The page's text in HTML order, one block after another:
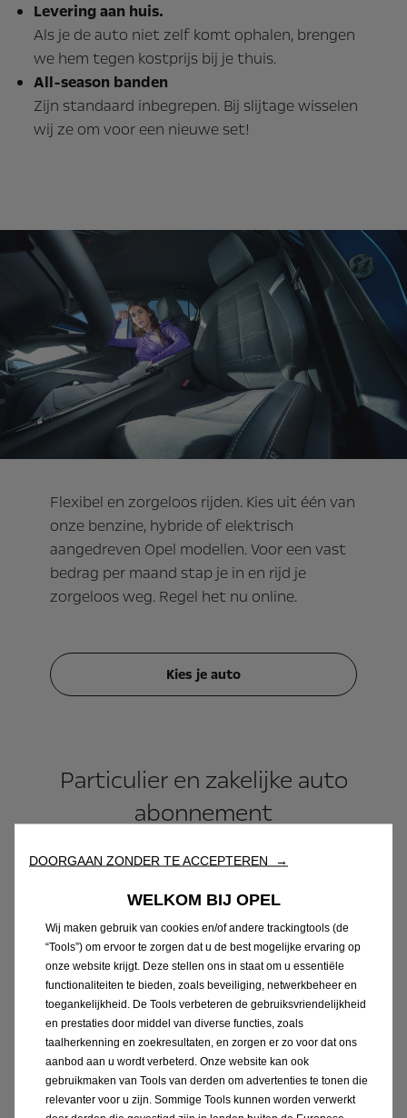
Levering aan huis.
Als je de auto niet zelf komt ophalen, brengen
we hem tegen kostprijs bij je thuis.
All-season banden
Zijn standaard inbegrepen. Bij slijtage wisselen
wij ze om voor een nieuwe set!
Flexibel en zorgeloos rijden. Kies uit één van
onze benzine, hybride of elektrisch
aangedreven Opel modellen. Voor een vast
bedrag per maand stap je in en rijd je
zorgeloos weg. Regel het nu online.
Kies je auto
Particulier en zakelijke auto
abonnement
Opel auto abonnementen zijn beschikbaar voor zowel
Of je nu flexibel vervoer nodig hebt voor jezelf of
voor je medewerkers, het abonnement past zich
moeiteloos aan jouw situatie aan. Je kunt rekenen op
een vast maandbedrag, duidelijke voorwaarden en de
zekerheid van een goed onderhouden auto. Hiermee
houd je de focus op wat echt belangrijk is, terwijl wij
zorgen voor al het andere.
DOORGAAN ZONDER TE ACCEPTEREN →
WELKOM BIJ OPEL
Wij maken gebruik van cookies en/of andere trackingtools (de
“Tools”) om ervoor te zorgen dat u de best mogelijke ervaring op
onze website krijgt. Deze stellen ons in staat om u essentiële
functionaliteiten te bieden, zoals beveiliging, netwerkbeheer en
toegankelijkheid. De Tools verbeteren de gebruiksvriendelijkheid
en prestaties door middel van diverse functies, zoals
taalherkenning en zoekresultaten, en zorgen er zo voor dat ons
aanbod aan u wordt verbeterd. Onze website kan ook
gebruikmaken van Tools van derden om advertenties te tonen die
relevanter voor u zijn. Sommige Tools kunnen worden verwerkt